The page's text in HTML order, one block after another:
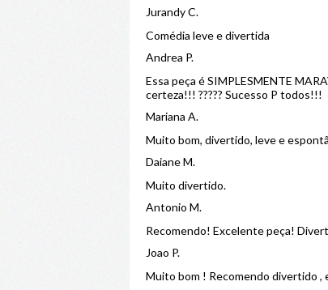
Jurandy C.
Comédia leve e divertida
Andrea P.
Essa peça é SIMPLESMENTE
certeza!!! ????? Sucesso P todos!!!
Mariana A.
Muito bom, divertido, leve e
Daiane M.
Muito divertido.
Antonio M.
Recomendo! Excelente peça!
Joao P.
Muito bom ! Recomendo divertido ,